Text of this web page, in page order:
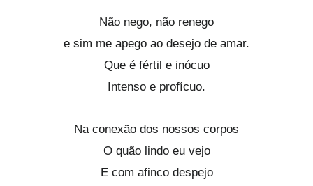
Não nego, não renego
e sim me apego ao desejo de amar.
Que é fértil e inócuo
Intenso e profícuo.
Na conexão dos nossos corpos
O quão lindo eu vejo
E com afinco despejo